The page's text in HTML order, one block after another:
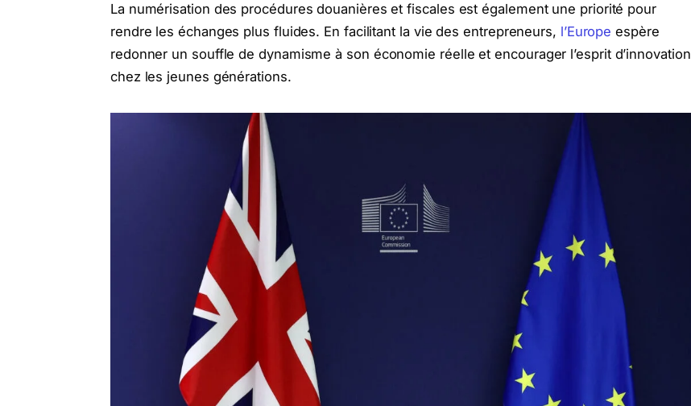
La numérisation des procédures douanières et fiscales est également une priorité pour
rendre les échanges plus fluides. En facilitant la vie des entrepreneurs, l’Europe espère
redonner un souffle de dynamisme à son économie réelle et encourager l’esprit d’innovation
chez les jeunes générations.